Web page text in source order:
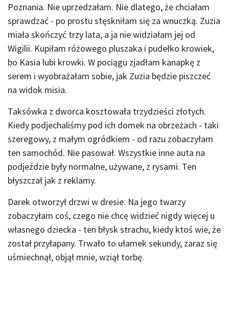
Poznania. Nie uprzedzałam. Nie dlatego, że chciałam
sprawdzać - po prostu stęskniłam się za wnuczką. Zuzia
miała skończyć trzy lata, a ja nie widziałam jej od
Wigilii. Kupiłam różowego pluszaka i pudełko krowiek,
bo Kasia lubi krowki. W pociągu zjadłam kanapkę z
serem i wyobrażałam sobie, jak Zuzia będzie piszczeć
na widok misia.
Taksówka z dworca kosztowała trzydzieści złotych.
Kiedy podjechaliśmy pod ich domek na obrzeżach - taki
szeregowy, z małym ogródkiem - od razu zobaczyłam
ten samochód. Nie pasował. Wszystkie inne auta na
podjeździe były normalne, używane, z rysami. Ten
błyszczał jak z reklamy.
Darek otworzył drzwi w dresie. Na jego twarzy
zobaczyłam coś, czego nie chcę widzieć nigdy więcej u
własnego dziecka - ten błysk strachu, kiedy ktoś wie, że
został przyłapany. Trwało to ułamek sekundy, zaraz się
uśmiechnął, objął mnie, wziął torbę.